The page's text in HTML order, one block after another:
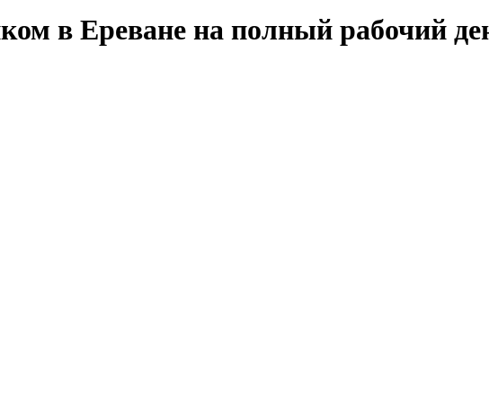
в Ереване на полный рабочий